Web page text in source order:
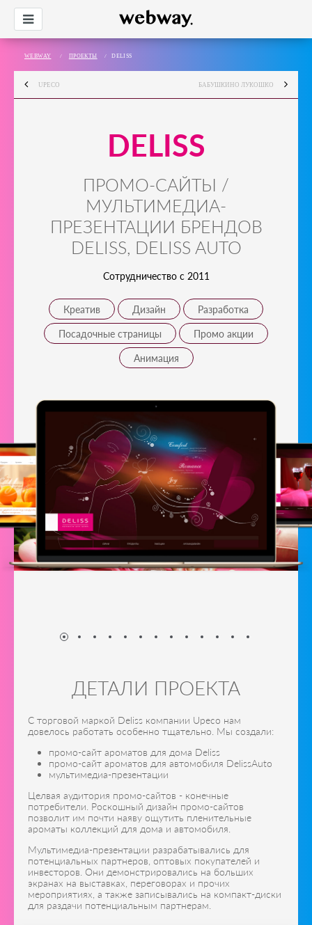
WEBWAY / ПРОЕКТЫ /DELISS
UPECO БАБУШКИНО ЛУКОШКО
DELISS
ПРОМО-САЙТЫ /
МУЛЬТИМЕДИА-
ПРЕЗЕНТАЦИИ БРЕНДОВ
DELISS, DELISS AUTO
Сотрудничество с 2011
Креатив Дизайн Разработка
Посадочные страницы Промо акции
Анимация
ДЕТАЛИ ПРОЕКТА
С торговой маркой Deliss компании Upeco нам
довелось работать особенно тщательно. Мы создали:
промо-сайт ароматов для дома Deliss
промо-сайт ароматов для автомобиля DelissAuto
мультимедиа-презентации
Целвая аудитория промо-сайтов - конечные
потребители. Роскошный дизайн промо-сайтов
позволит им почти наяву ощутить пленительные
ароматы коллекций для дома и автомобиля.
Мультимедиа-презентации разрабатывались для
потенциальных партнеров, оптовых покупателей и
инвесторов. Они демонстрировались на больших
экранах на выставках, переговорах и прочих
мероприятиях, а также записывались на компакт-диски
для раздачи потенциальным партнерам.